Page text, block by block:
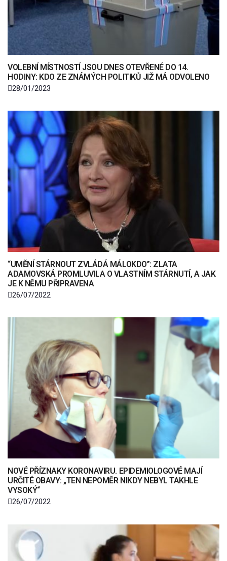
VOLEBNÍ MÍSTNOSTÍ JSOU DNES OTEVŘENÉ DO 14.
HODINY: KDO ZE ZNÁMÝCH POLITIKŮ JIŽ MÁ ODVOLENO
28/01/2023
“UMĚNÍ STÁRNOUT ZVLÁDÁ MÁLOKDO”: ZLATA
ADAMOVSKÁ PROMLUVILA O VLASTNÍM STÁRNUTÍ, A JAK
JE K NĚMU PŘIPRAVENA
26/07/2022
NOVÉ PŘÍZNAKY KORONAVIRU. EPIDEMIOLOGOVÉ MAJÍ
URČITÉ OBAVY: „TEN NEPOMĚR NIKDY NEBYL TAKHLE
VYSOKÝ“
26/07/2022